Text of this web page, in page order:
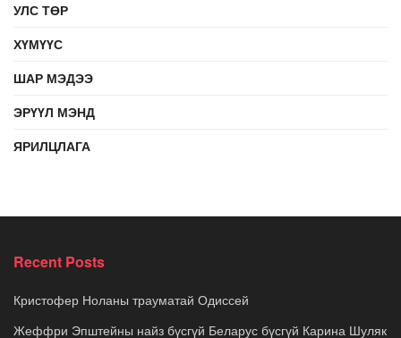
УЛС ТӨР
ХҮМҮҮС
ШАР МЭДЭЭ
ЭРҮҮЛ МЭНД
ЯРИЛЦЛАГА
Recent Posts
Кристофер Ноланы трауматай Одиссей
Жеффри Эпштейны найз бүсгүй Беларус бүсгүй Карина Шуляк